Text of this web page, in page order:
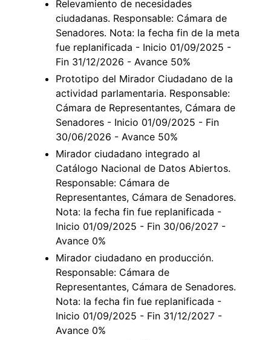
Relevamiento de necesidades
ciudadanas. Responsable: Cámara de
Senadores. Nota: la fecha fin de la meta
fue replanificada - Inicio 01/09/2025 -
Fin 31/12/2026 - Avance 50%
Prototipo del Mirador Ciudadano de la
actividad parlamentaria. Responsable:
Cámara de Representantes, Cámara de
Senadores - Inicio 01/09/2025 - Fin
30/06/2026 - Avance 50%
Mirador ciudadano integrado al
Catálogo Nacional de Datos Abiertos.
Responsable: Cámara de
Representantes, Cámara de Senadores.
Nota: la fecha fin fue replanificada -
Inicio 01/09/2025 - Fin 30/06/2027 -
Avance 0%
Mirador ciudadano en producción.
Responsable: Cámara de
Representantes, Cámara de Senadores.
Nota: la fecha fin fue replanificada -
Inicio 01/09/2025 - Fin 31/12/2027 -
Avance 0%